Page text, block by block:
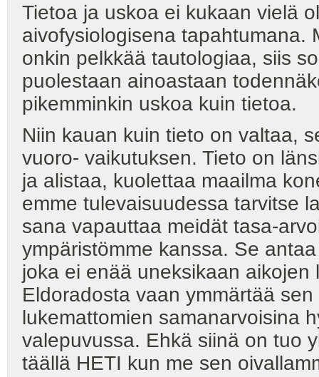
Tietoa ja uskoa ei kukaan vielä
aivofysiologisena tapahtumana.
onkin pelkkää tautologiaa, siis
puolestaan ainoastaan
pikemminkin uskoa kuin tietoa.
Niin kauan kuin tieto on valtaa,
vuoro- vaikutuksen. Tieto on
ja alistaa, kuolettaa maailma
emme tulevaisuudessa tarvitse
sana vapauttaa meidät tasa-
ympäristömme kanssa. Se
joka ei enää uneksikaan
Eldoradosta vaan ymmärtää
lukemattomien samanarvoisina
valepuvussa. Ehkä siinä on tuo
täällä HETI kun me sen